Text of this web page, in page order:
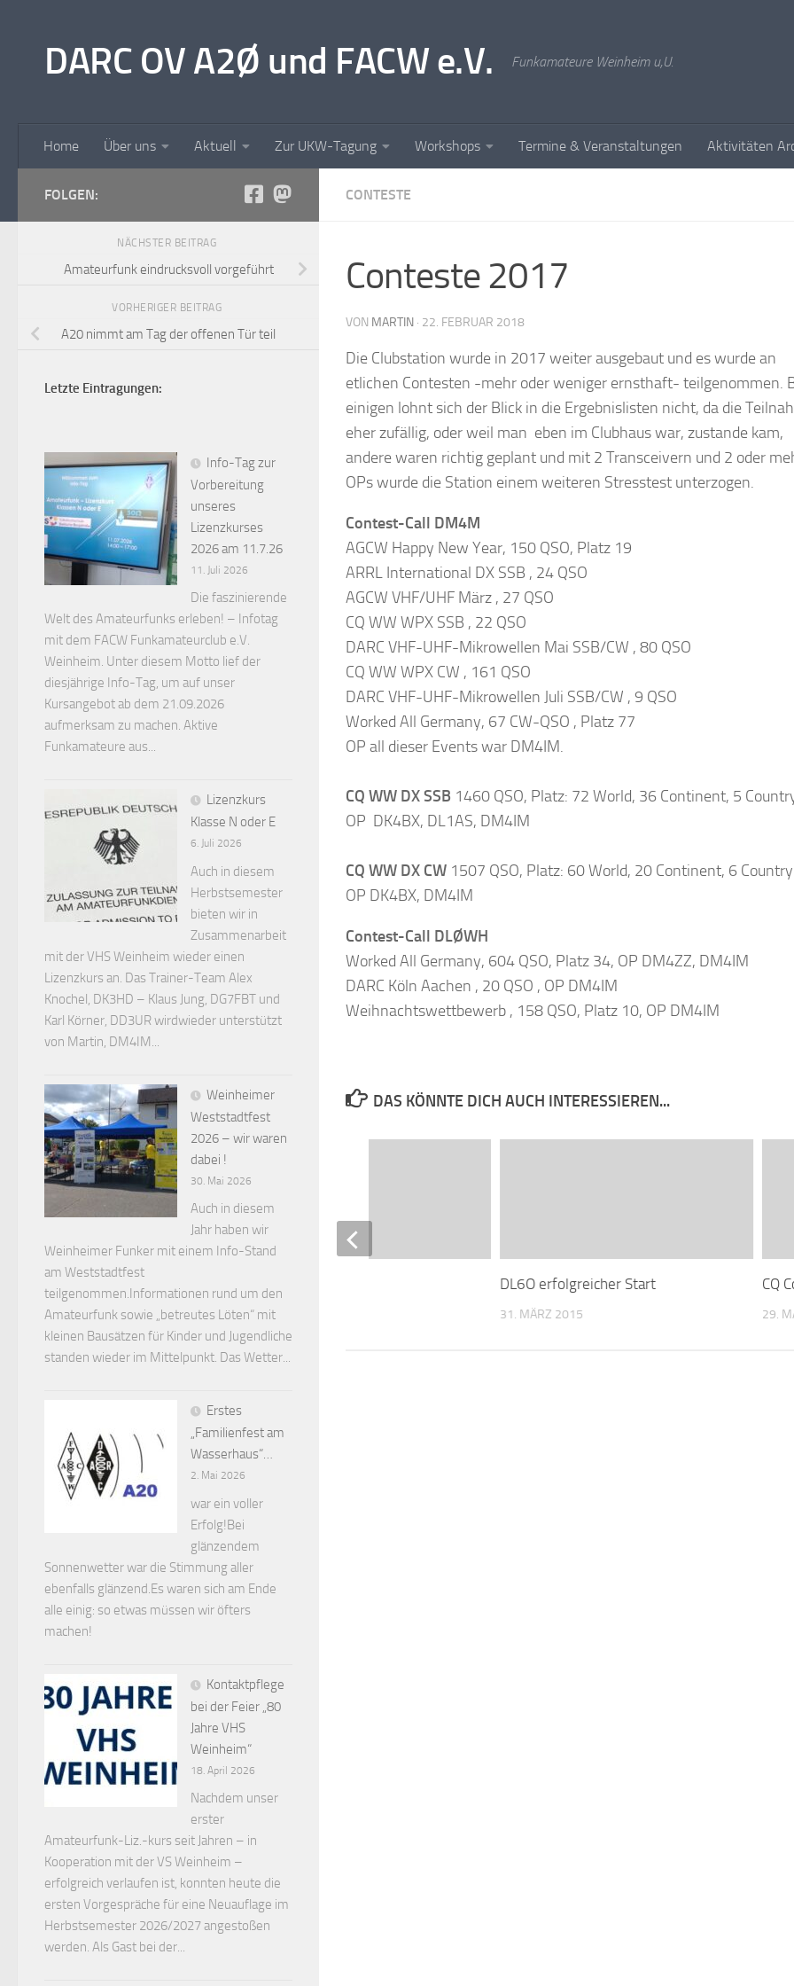
DARC OV A2Ø und FACW e.V. Funkamateure Weinheim u,U.
Home Über uns Aktuell Zur UKW-Tagung Workshops Termine & Veranstaltungen Aktivitäten
CONTESTE
Conteste 2017
VON MARTIN · 22. FEBRUAR 2018
Die Clubstation wurde in 2017 weiter ausgebaut und es wurde an
etlichen Contesten -mehr oder weniger ernsthaft- teilgenommen.
einigen lohnt sich der Blick in die Ergebnislisten nicht, da die
eher zufällig, oder weil man eben im Clubhaus war, zustande kam,
andere waren richtig geplant und mit 2 Transceivern und 2 oder
OPs wurde die Station einem weiteren Stresstest unterzogen.
Contest-Call DM4M
AGCW Happy New Year, 150 QSO, Platz 19
ARRL International DX SSB , 24 QSO
AGCW VHF/UHF März , 27 QSO
CQ WW WPX SSB , 22 QSO
DARC VHF-UHF-Mikrowellen Mai SSB/CW , 80 QSO
CQ WW WPX CW , 161 QSO
DARC VHF-UHF-Mikrowellen Juli SSB/CW , 9 QSO
Worked All Germany, 67 CW-QSO , Platz 77
OP all dieser Events war DM4IM.
CQ WW DX SSB 1460 QSO, Platz: 72 World, 36 Continent, 5
OP DK4BX, DL1AS, DM4IM
CQ WW DX CW 1507 QSO, Platz: 60 World, 20 Continent, 6 Country
OP DK4BX, DM4IM
Contest-Call DLØWH
Worked All Germany, 604 QSO, Platz 34, OP DM4ZZ, DM4IM
DARC Köln Aachen , 20 QSO , OP DM4IM
Weihnachtswettbewerb , 158 QSO, Platz 10, OP DM4IM
DAS KÖNNTE DICH AUCH INTERESSIEREN...
DL6O erfolgreicher Start
31. MÄRZ 2015
CQ
29.
3. FEBRUAR 2017
FOLGEN:
NÄCHSTER BEITRAG
Amateurfunk eindrucksvoll vorgeführt
VORHERIGER BEITRAG
A20 nimmt am Tag der offenen Tür teil
Letzte Eintragungen:
Info-Tag zur
Vorbereitung
unseres
Lizenzkurses
2026 am 11.7.26
11. Juli 2026
Die faszinierende
Welt des Amateurfunks erleben! – Infotag
mit dem FACW Funkamateurclub e.V.
Weinheim. Unter diesem Motto lief der
diesjährige Info-Tag, um auf unser
Kursangebot ab dem 21.09.2026
aufmerksam zu machen. Aktive
Funkamateure aus...
Lizenzkurs
Klasse N oder E
6. Juli 2026
Auch in diesem
Herbstsemester
bieten wir in
Zusammenarbeit
mit der VHS Weinheim wieder einen
Lizenzkurs an. Das Trainer-Team Alex
Knochel, DK3HD – Klaus Jung, DG7FBT und
Karl Körner, DD3UR wirdwieder unterstützt
von Martin, DM4IM...
Weinheimer
Weststadtfest
2026 – wir waren
dabei !
30. Mai 2026
Auch in diesem
Jahr haben wir
Weinheimer Funker mit einem Info-Stand
am Weststadtfest
teilgenommen.Informationen rund um den
Amateurfunk sowie „betreutes Löten“ mit
kleinen Bausätzen für Kinder und Jugendliche
standen wieder im Mittelpunkt. Das Wetter...
Erstes
„Familienfest am
Wasserhaus“…
2. Mai 2026
war ein voller
Erfolg!Bei
glänzendem
Sonnenwetter war die Stimmung aller
ebenfalls glänzend.Es waren sich am Ende
alle einig: so etwas müssen wir öfters
machen!
Kontaktpflege
bei der Feier „80
Jahre VHS
Weinheim“
18. April 2026
Nachdem unser
erster
Amateurfunk-Liz.-kurs seit Jahren – in
Kooperation mit der VS Weinheim –
erfolgreich verlaufen ist, konnten heute die
ersten Vorgespräche für eine Neuauflage im
Herbstsemester 2026/2027 angestoßen
werden. Als Gast bei der...